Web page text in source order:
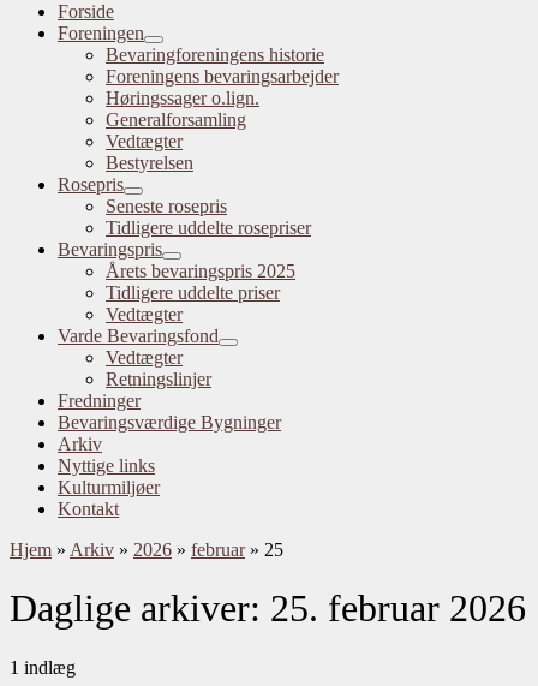
Forside
Foreningen
Bevaringforeningens historie
Foreningens bevaringsarbejder
Høringssager o.lign.
Generalforsamling
Vedtægter
Bestyrelsen
Rosepris
Seneste rosepris
Tidligere uddelte rosepriser
Bevaringspris
Årets bevaringspris 2025
Tidligere uddelte priser
Vedtægter
Varde Bevaringsfond
Vedtægter
Retningslinjer
Fredninger
Bevaringsværdige Bygninger
Arkiv
Nyttige links
Kulturmiljøer
Kontakt
Hjem » Arkiv » 2026 » februar » 25
Daglige arkiver: 25. februar 2026
1 indlæg